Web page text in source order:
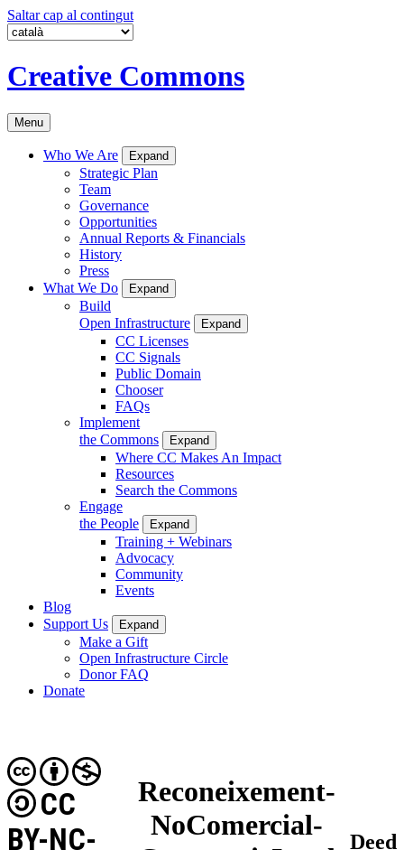
Saltar cap al contingut
Creative Commons
Menu
Who We Are Expand
Strategic Plan
Team
Governance
Opportunities
Annual Reports & Financials
History
Press
What We Do
Expand
Build
Open Infrastructure
Expand
CC Licenses
CC Signals
Public Domain
Chooser
FAQs
Implement
the Commons
Expand
Where CC Makes An Impact
Resources
Search the Commons
Engage
the People
Expand
Training + Webinars
Advocacy
Community
Events
Blog
Support Us
Expand
Make a Gift
Open Infrastructure Circle
Donor FAQ
Donate
Reconeixement-
NoComercial-
CC
BY-NC-
Deed